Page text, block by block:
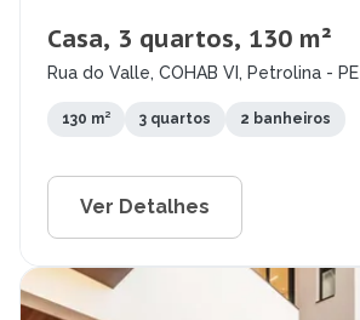
Casa, 3 quartos, 130 m²
Rua do Valle, COHAB VI, Petrolina - PE
130 m² 3 quartos 2 banheiros
Ver Detalhes